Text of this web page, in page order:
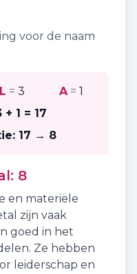
voor de naam
L =3 A= 1
+ 1 = 17
17 → 8
8
en materiële
zijn vaak
goed in het
Ze hebben
leiderschap en